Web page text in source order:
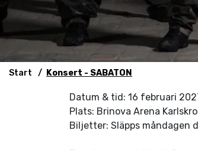
Start Konsert - SABATON
Datum & tid: 16 februari
Plats: Brinova Arena
Biljetter: Släpps måndagen